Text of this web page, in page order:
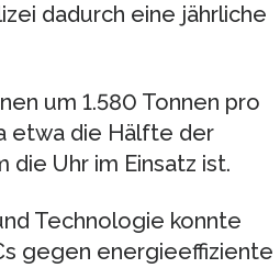
dadurch eine jährliche
um 1.580 Tonnen pro
etwa die Hälfte der
Uhr im Einsatz ist.
Technologie konnte
gegen energieeffiziente